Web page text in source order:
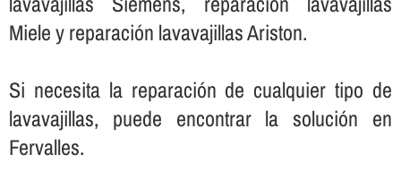
Miele y reparación lavavajillas Ariston.
Si necesita la reparación de cualquier tipo de
lavavajillas, puede encontrar la solución en
Fervalles.